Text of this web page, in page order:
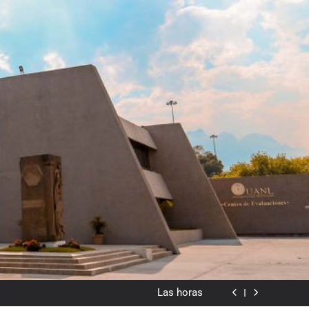
en lo visual como forma o cromatismo”
Poemas de Victoria Marín Fallas
Las horas
Del valor en la literatura